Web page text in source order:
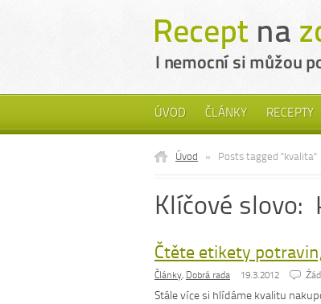
ÚVOD ČLÁNKY RECEPTY
Úvod » Posts tagged "kvalita"
Klíčové slovo:
Čtěte etikety
Články, Dobrá rada 19.3.2012
Stále více si hlídáme kvalitu